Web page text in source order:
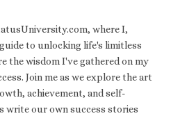
where I,
to unlocking life's limitless
the wisdom I've gathered on my
Join me as we explore the art
achievement, and self-
write our own success stories